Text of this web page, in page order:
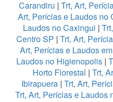
Carandiru | Trt, Art,
Art, Perícias e Laudos no
Laudos no Caxingui |
Centro SP | Trt, Art,
Art, Perícias e Laudos
Laudos no Higienopolis|
Horto Florestal | Trt,
Ibirapuera| Trt, Art,
Trt, Art, Perícias e Laudos